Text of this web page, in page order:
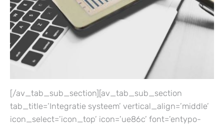
[/av_tab_sub_section][av_tab_sub_section
tab_title=’Integratie systeem’ vertical_align=’middle’
icon_select=’icon_top’ icon=’ue86c’ font=’entypo-